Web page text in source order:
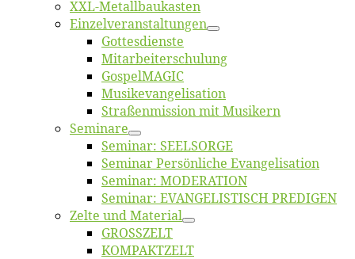
XXL-Me­­tal­l­­bau­­kas­­ten
Einzelver­an­stal­tungen
Got­tes­diens­te
Mitarbeiter­schulung
Gos­pel­MA­GIC
Musikevan­ge­li­sa­tion
Straßenmis­sion mit Musikern
Se­mi­na­re
Se­mi­nar: SEELSORGE
Se­mi­nar Per­sön­li­che Evangelisation
Se­mi­nar: MODERATION
Se­mi­nar: EVANGELISTISCH PREDIGEN
Zel­te und Material
GROSSZELT
KOMPAKTZELT